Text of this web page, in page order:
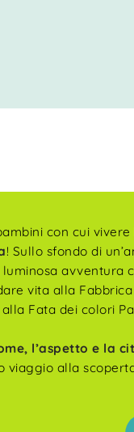
con cui vivere
! Sullo sfondo di
avventura
vita alla
alla Fata dei colori
l’aspetto e la
viaggio alla